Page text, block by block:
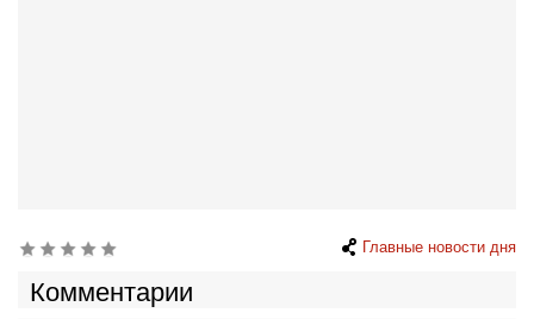
Главные новости дня
Комментарии